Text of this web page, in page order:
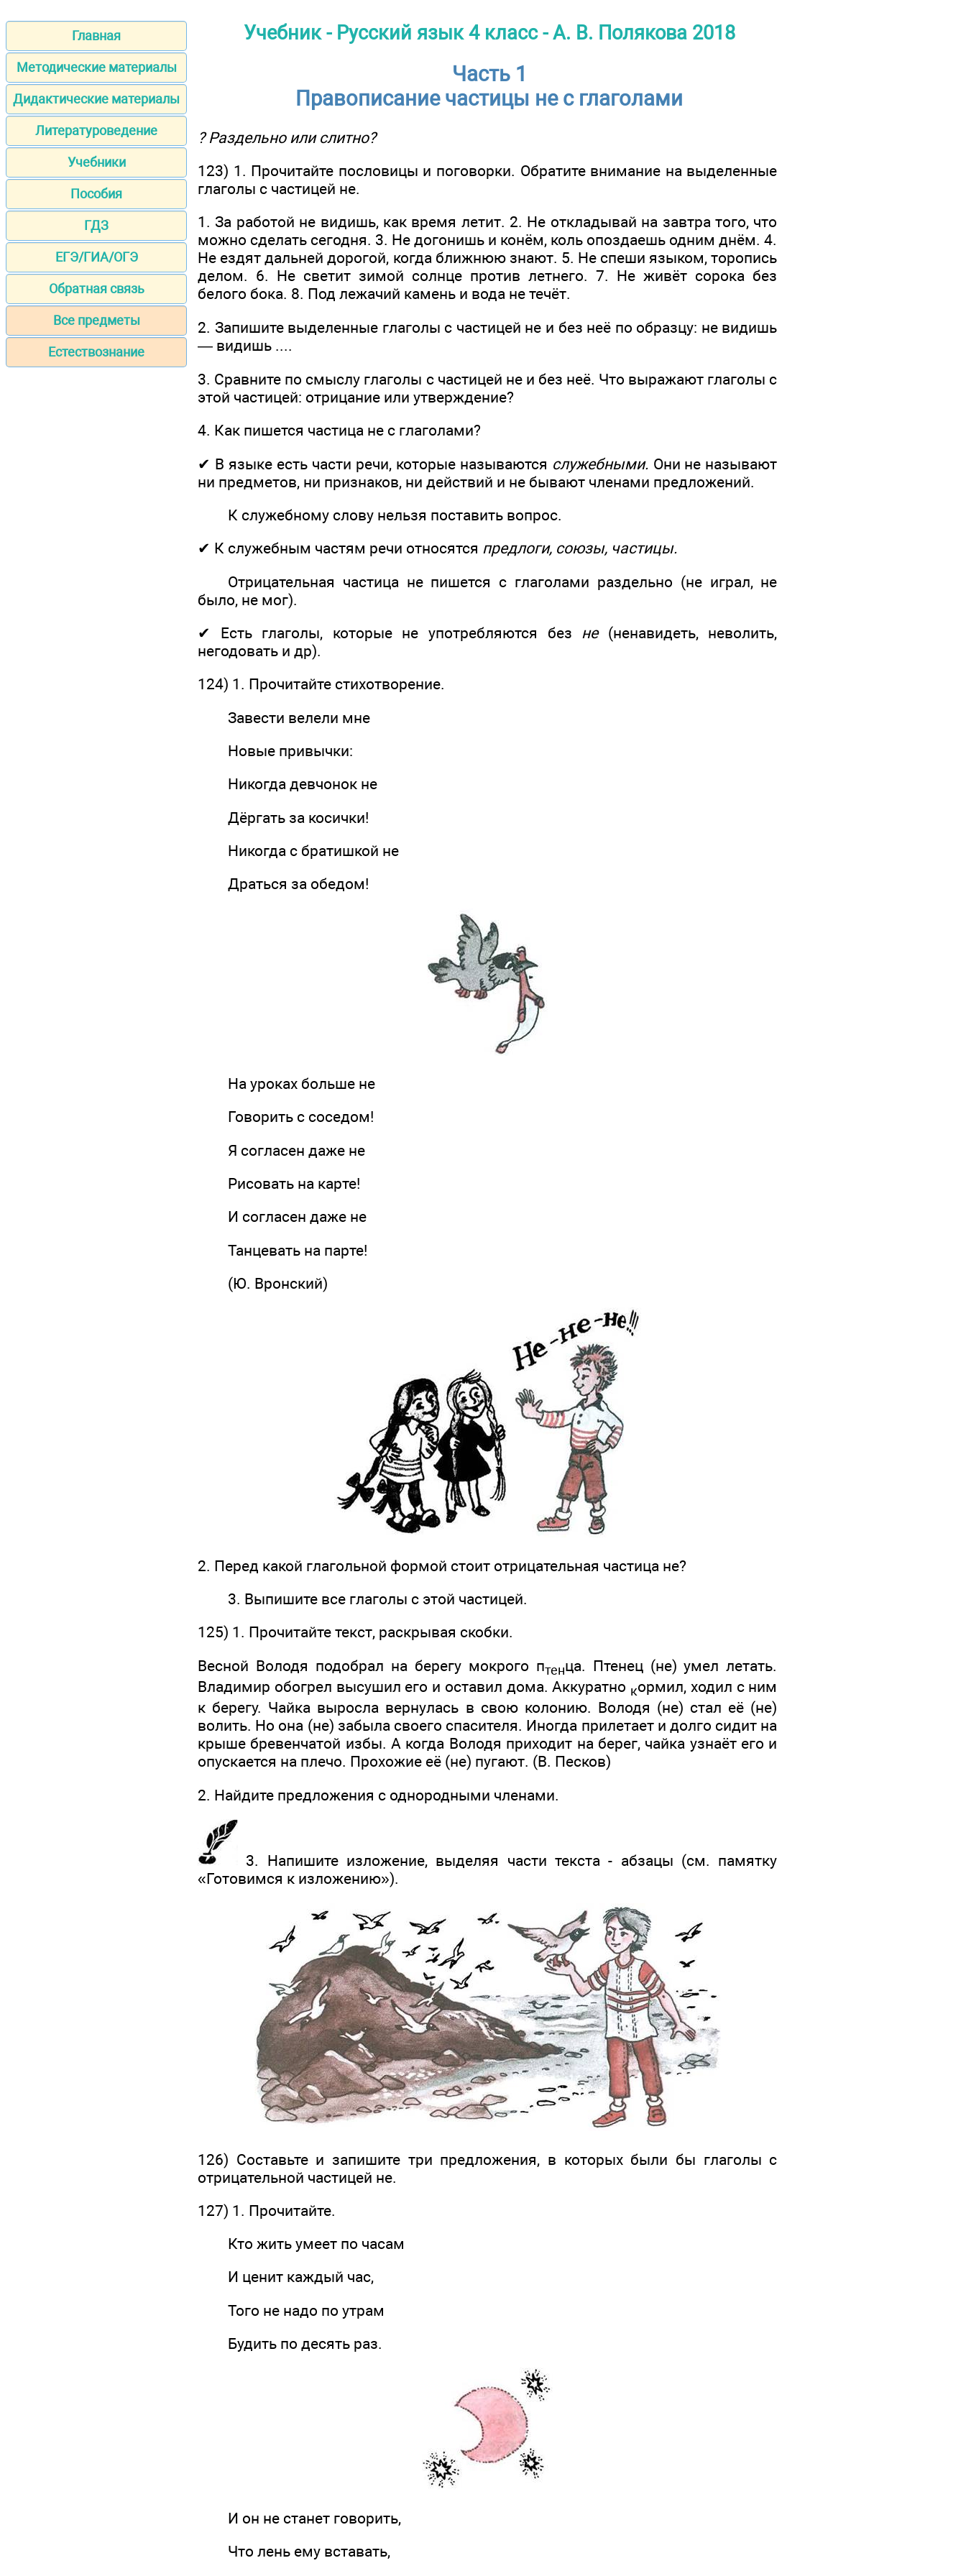
Главная
Методические материалы
Дидактические материалы
Литературоведение
Учебники
Пособия
ГДЗ
ЕГЭ/ГИА/ОГЭ
Обратная связь
Все предметы
Естествознание
Учебник - Русский язык 4 класс - А. В. Полякова 2018
Часть 1
Правописание частицы не с глаголами
? Раздельно или слитно?
123) 1. Прочитайте пословицы и поговорки. Обратите внимание на выделенные
глаголы с частицей не.
1. За работой не видишь, как время летит. 2. Не откладывай на завтра того, что
можно сделать сегодня. 3. Не догонишь и конём, коль опоздаешь одним днём. 4.
Не ездят дальней дорогой, когда ближнюю знают. 5. Не спеши языком, торопись
делом. 6. Не светит зимой солнце против летнего. 7. Не живёт сорока без
белого бока. 8. Под лежачий камень и вода не течёт.
2. Запишите выделенные глаголы с частицей не и без неё по образцу: не видишь
— видишь ....
3. Сравните по смыслу глаголы с частицей не и без неё. Что выражают глаголы с
этой частицей: отрицание или утверждение?
4. Как пишется частица не с глаголами?
✔ В языке есть части речи, которые называются служебными. Они не называют
ни предметов, ни признаков, ни действий и не бывают членами предложений.
К служебному слову нельзя поставить вопрос.
✔ К служебным частям речи относятся предлоги, союзы, частицы.
Отрицательная частица не пишется с глаголами раздельно (не играл, не
было, не мог).
✔ Есть глаголы, которые не употребляются без не(ненавидеть, неволить,
негодовать и др).
124) 1. Прочитайте стихотворение.
Завести велели мне
Новые привычки:
Никогда девчонок не
Дёргать за косички!
Никогда с братишкой не
Драться за обедом!
На уроках больше не
Говорить с соседом!
Я согласен даже не
Рисовать на карте!
И согласен даже не
Танцевать на парте!
(Ю. Вронский)
2. Перед какой глагольной формой стоит отрицательная частица не?
3. Выпишите все глаголы с этой частицей.
125) 1. Прочитайте текст, раскрывая скобки.
Весной Володя подобрал на берегу мокрого птенца. Птенец (не) умел летать.
Владимир обогрел высушил его и оставил дома. Аккуратно кормил, ходил с ним
к берегу. Чайка выросла вернулась в свою колонию. Володя (не) стал её (не)
волить. Но она (не) забыла своего спасителя. Иногда прилетает и долго сидит на
крыше бревенчатой избы. А когда Володя приходит на берег, чайка узнаёт его и
опускается на плечо. Прохожие её (не) пугают. (В. Песков)
2. Найдите предложения с однородными членами.
3. Напишите изложение, выделяя части текста - абзацы (см. памятку
«Готовимся к изложению»).
126) Составьте и запишите три предложения, в которых были бы глаголы с
отрицательной частицей не.
127) 1. Прочитайте.
Кто жить умеет по часам
И ценит каждый час,
Того не надо по утрам
Будить по десять раз.
И он не станет говорить,
Что лень ему вставать,